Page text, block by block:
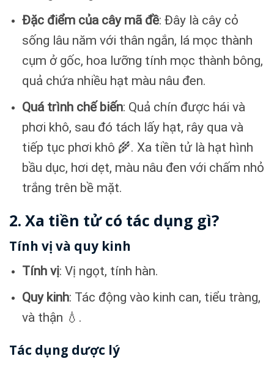
Đặc điểm của cây mã đề: Đây là cây cỏ
sống lâu năm với thân ngắn, lá mọc thành
cụm ở gốc, hoa lưỡng tính mọc thành bông,
quả chứa nhiều hạt màu nâu đen.
Quá trình chế biến: Quả chín được hái và
phơi khô, sau đó tách lấy hạt, rây qua và
tiếp tục phơi khô 🌾. Xa tiền tử là hạt hình
bầu dục, hơi dẹt, màu nâu đen với chấm nhỏ
trắng trên bề mặt.
2. Xa tiền tử có tác dụng gì?
Tính vị và quy kinh
Tính vị: Vị ngọt, tính hàn.
Quy kinh: Tác động vào kinh can, tiểu tràng,
và thận 💧.
Tác dụng dược lý